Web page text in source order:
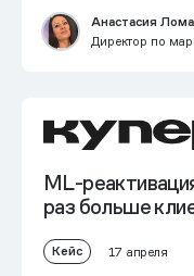
Анастасия
Директор по
ML-
раз больше
Кейс 17 апреля